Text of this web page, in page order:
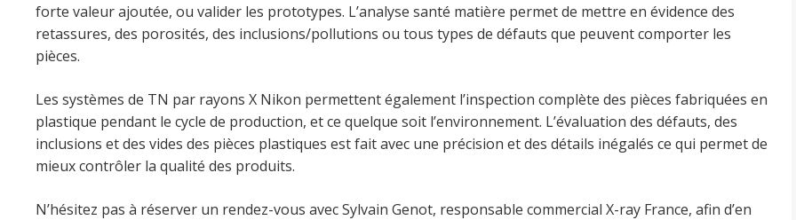
forte valeur ajoutée, ou valider les prototypes. L’analyse santé matière permet de mettre en évidence des
retassures, des porosités, des inclusions/pollutions ou tous types de défauts que peuvent comporter les
pièces.
Les systèmes de TN par rayons X Nikon permettent également l’inspection complète des pièces fabriquées en
plastique pendant le cycle de production, et ce quelque soit l’environnement. L’évaluation des défauts, des
inclusions et des vides des pièces plastiques est fait avec une précision et des détails inégalés ce qui permet de
mieux contrôler la qualité des produits.
N’hésitez pas à réserver un rendez-vous avec Sylvain Genot, responsable commercial X-ray France, afin d’en